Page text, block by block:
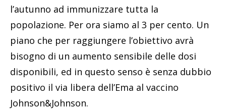
l’autunno ad immunizzare tutta la
popolazione. Per ora siamo al 3 per cento. Un
piano che per raggiungere l’obiettivo avrà
bisogno di un aumento sensibile delle dosi
disponibili, ed in questo senso è senza dubbio
positivo il via libera dell’Ema al vaccino
Johnson&Johnson.